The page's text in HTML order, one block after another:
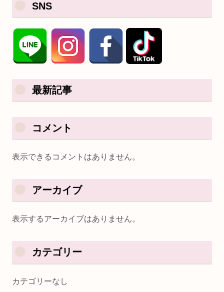
SNS
最新記事
コメント
表示できるコメントはありません。
アーカイブ
表示するアーカイブはありません。
カテゴリー
カテゴリーなし